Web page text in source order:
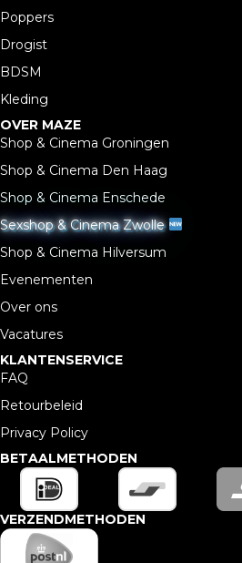
Poppers
Drogist
BDSM
Kleding
OVER MAZE
Shop & Cinema Groningen
Shop & Cinema Den Haag
Shop & Cinema Enschede
Sexshop & Cinema Zwolle
Shop & Cinema Hilversum
Evenementen
Over ons
Vacatures
KLANTENSERVICE
FAQ
Retourbeleid
Privacy Policy
BETAALMETHODEN
VERZENDMETHODEN